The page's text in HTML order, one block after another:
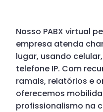
Nosso PABX virtual
empresa atenda
lugar, usando
telefone IP. Com
ramais, relatórios e
oferecemos
profissionalismo na